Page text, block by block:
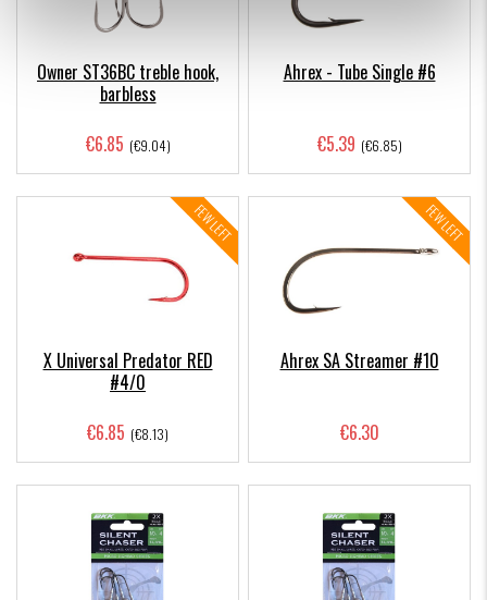
Owner ST36BC treble hook,
barbless
€6.85 (€9.04)
Ahrex - Tube Single #6
€5.39 (€6.85)
X Universal Predator RED
#4/0
FEW LEFT
€6.85 (€8.13)
Ahrex SA Streamer #10
FEW LEFT
€6.30